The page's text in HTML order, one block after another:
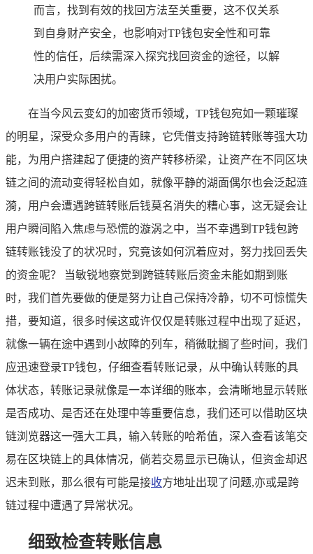
而言，找到有效的找回方法至关重要，这不仅关系
到自身财产安全，也影响对TP钱包安全性和可靠
性的信任，后续需深入探究找回资金的途径，以解
决用户实际困扰。
在当今风云变幻的加密货币领域，TP钱包宛如一颗璀璨
的明星，深受众多用户的青睐，它凭借支持跨链转账等强大功
能，为用户搭建起了便捷的资产转移桥梁，让资产在不同区块
链之间的流动变得轻松自如，就像平静的湖面偶尔也会泛起涟
漪，用户会遭遇跨链转账后钱莫名消失的糟心事，这无疑会让
用户瞬间陷入焦虑与恐慌的漩涡之中，当不幸遇到TP钱包跨
链转账钱没了的状况时，究竟该如何沉着应对，努力找回丢失
的资金呢？ 当敏锐地察觉到跨链转账后资金未能如期到账
时，我们首先要做的便是努力让自己保持冷静，切不可惊慌失
措，要知道，很多时候这或许仅仅是转账过程中出现了延迟，
就像一辆在途中遇到小故障的列车，稍微耽搁了些时间，我们
应迅速登录TP钱包，仔细查看转账记录，从中确认转账的具
体状态，转账记录就像是一本详细的账本，会清晰地显示转账
是否成功、是否还在处理中等重要信息，我们还可以借助区块
链浏览器这一强大工具，输入转账的哈希值，深入查看该笔交
易在区块链上的具体情况，倘若交易显示已确认，但资金却迟
迟未到账，那么很有可能是接收方地址出现了问题,亦或是跨
链过程中遭遇了异常状况。
细致检查转账信息